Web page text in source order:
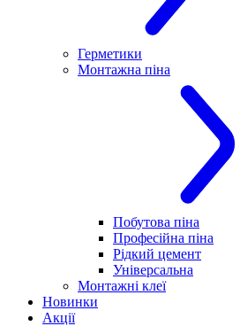
Герметики
Монтажна піна
Побутова піна
Професійна піна
Рідкий цемент
Універсальна
Монтажні клеї
Новинки
Акції